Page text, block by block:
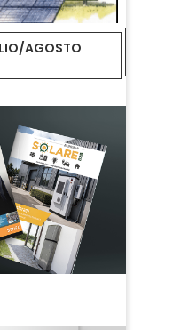
AGOSTO